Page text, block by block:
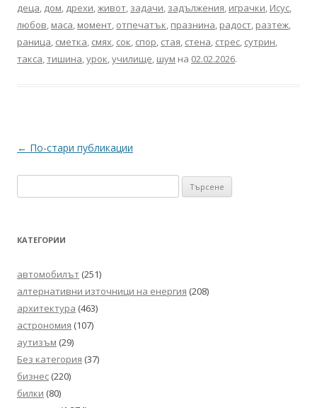
деца, дом, дрехи,живот, задачи, задължения, играчки, Исус,
любов, маса, момент, отпечатък, празнина, радост, разтеж,
раница, сметка, смях, сок, спор, стая, стена, стрес, сутрин,
такса,тишина,урок,училище, шум на 02.02.2026.
Навигация
← По-стари публикации
за:
КАТЕГОРИИ
автомобилът (251)
алтернативни източници на енергия (208)
архитектура (463)
астрономия (107)
аутизъм (29)
Без категория (37)
бизнес (220)
билки (80)